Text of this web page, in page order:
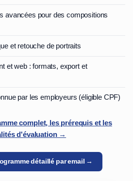
avancées pour des compositions
et retouche de portraits
et web : formats, export et
par les employeurs (éligible CPF)
complet, les prérequis et les
d'évaluation →
détaillé par email →